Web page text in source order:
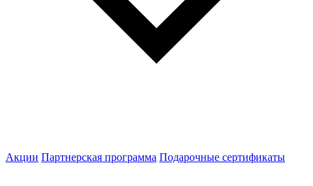
Акции Партнерская программа Подарочные сертификаты